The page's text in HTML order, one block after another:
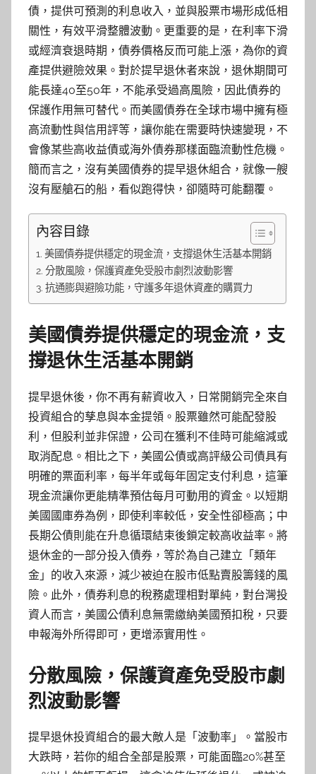
債，提供可預測的利息收入，並與股票市場形成低相
關性，有效平滑整體波動。更重要的是，在利率下滑
或經濟衰退時期，債券價格反而可能上漲，為你的資
產提供避險效果。對於提早退休者來說，退休期間可
能長達40至50年，不能承受過高風險，因此債券的
保護作用無可替代。而美國債券在全球市場中擁有極
高流動性與信用評等，讓你能在需要時快速變現，不
會像某些高收益債或海外債券那樣面臨流動性危機。
簡而言之，沒有美國債券的提早退休組合，就像一艘
沒有壓艙石的船，看似跑得快，卻隨時可能翻覆。
內容目錄
美國債券提供穩定的現金流，支撐退休生活基本開銷
分散風險，保護資產免受股市劇烈波動影響
抗通膨與避險功能，守護多年退休資產的購買力
美國債券提供穩定的現金流，支
撐退休生活基本開銷
提早退休後，你不再有薪資收入，日常開銷完全來自
投資組合的孳息與本金提領。股票雖然可能配發股
利，但股利並非保證，公司在獲利不佳時可能縮減或
取消配息。相比之下，美國公債或高評級公司債具有
明確的票面利率，每半年或每年固定支付利息，這筆
現金流讓你更能精準預估每月可動用的資金。以短期
美國國庫券為例，即使利率較低，安全性卻極高；中
長期公債則能在升息循環結束後鎖定較高收益率。將
退休金的一部分投入債券，等於為自己建立「類年
金」的收入來源，減少被迫在股市低點賣股籌錢的風
險。此外，債券利息的稅務處理相對單純，對台灣投
資人而言，美國公債利息無需繳納美國預扣稅，只要
申報海外所得即可，更增添實用性。
分散風險，保護資產免受股市劇
烈波動影響
提早退休投資組合的最大敵人是「波動率」。當股市
大跌時，若你的組合全部是股票，可能面臨20%甚至